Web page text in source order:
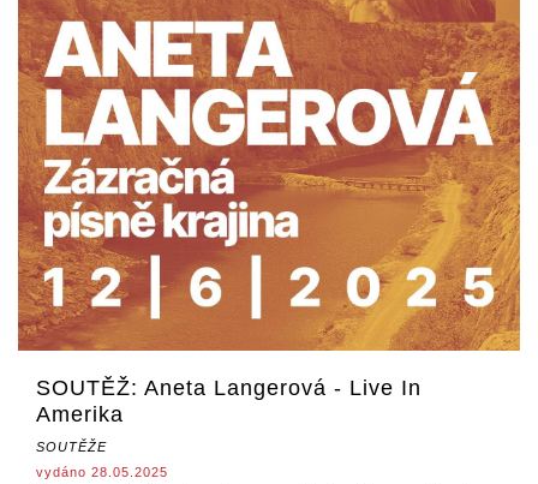
SOUTĚŽ: Aneta Langerová - Live In
Amerika
SOUTĚŽE
vydáno 28.05.2025